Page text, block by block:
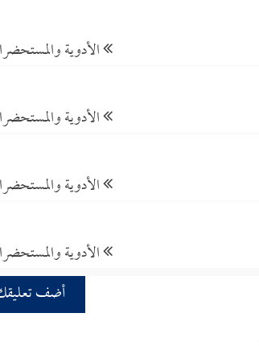
الأدوية
الأدوية
الأدوية
الأدوية
أضف